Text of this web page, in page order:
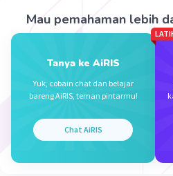
Mau pemahaman lebih
Tanya ke AiRIS
Yuk, cobain chat dan belajar
bareng AiRIS, teman pintarmu!
Chat AiRIS